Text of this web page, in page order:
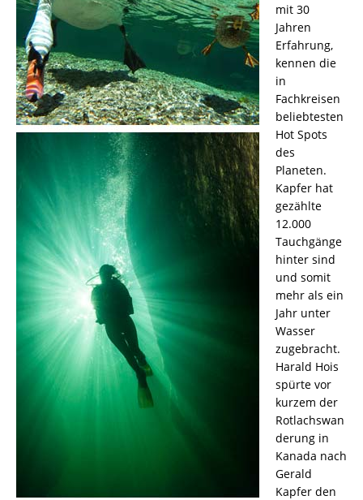
mit 30
Jahren
Erfahrung,
kennen die
in
Fachkreisen
beliebtesten
Hot Spots
des
Planeten.
Kapfer hat
gezählte
12.000
Tauchgänge
hinter sind
und somit
mehr als ein
Jahr unter
Wasser
zugebracht.
Harald Hois
spürte vor
kurzem der
Rotlachswan
derung in
Kanada nach
Gerald
Kapfer den